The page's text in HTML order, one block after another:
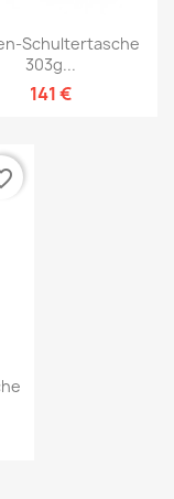
Schultertasche
303g...
141 €